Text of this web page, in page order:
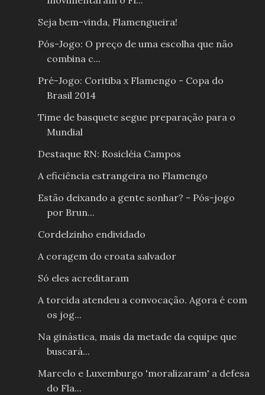
Seja bem-vinda, Flamengueira!
Pós-Jogo: O preço de uma escolha que não
combina c...
Pré-Jogo: Coritiba x Flamengo - Copa do
Brasil 2014
Time de basquete segue preparação para o
Mundial
Destaque RN: Rosicléia Campos
A eficiência estrangeira no Flamengo
Estão deixando a gente sonhar? - Pós-jogo
por Brun...
Cordelzinho endividado
A coragem do croata salvador
Só eles acreditaram
A torcida atendeu a convocação. Agora é com
os jog...
Na ginástica, mais da metade da equipe que
buscará...
Marcelo e Luxemburgo 'moralizaram' a defesa
do Fla...